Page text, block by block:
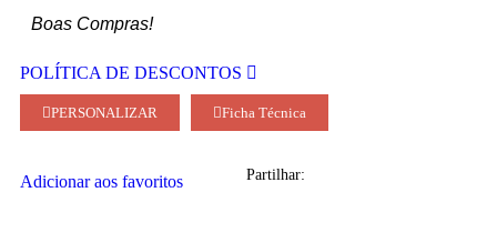
Boas Compras!
POLÍTICA DE DESCONTOS
PERSONALIZAR Ficha Técnica
Adicionar aos favoritos Partilhar: